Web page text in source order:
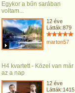
Egykor a bűn sarában
voltam...
12 éve
Látták:879
marton57
H4 kvartett - Közel van már
az a nap
12 éve
Látták:1415